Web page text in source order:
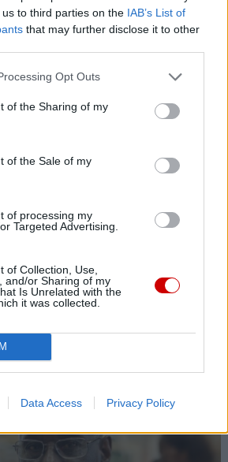
to third parties on the IAB’s List of
that may further disclose it to other
Opt Outs
of the Sharing of my
of the Sale of my
of processing my
Targeted Advertising.
of Collection, Use,
and/or Sharing of my
Is Unrelated with the
it was collected.
Data Access Privacy Policy
liturgie pod przewodnictwem papieża
się od empatii wobec cierpienia
grupy pątników wyruszają na Jasną
Francji z ofiarami wykorzystywania w